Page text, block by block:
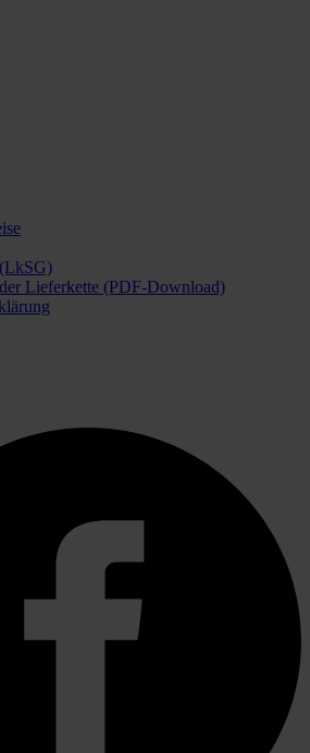
Lieferkette (PDF-Download)